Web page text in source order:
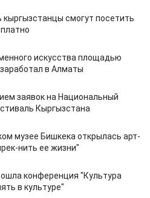
кыргызстанцы смогут посетить
искусства площадью
в Алматы
заявок на Национальный
Кыргызстана
музее Бишкека открылась арт-
нить ее жизни"
конференция "Культура
в культуре"